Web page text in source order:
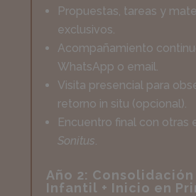
Propuestas, tareas y
exclusivos.
Acompañamiento
WhatsApp o email.
Visita presencial para
retorno in situ (opcional).
Encuentro final con otras
Sonitus.
Año 2: Consolidación
Infantil + Inicio en